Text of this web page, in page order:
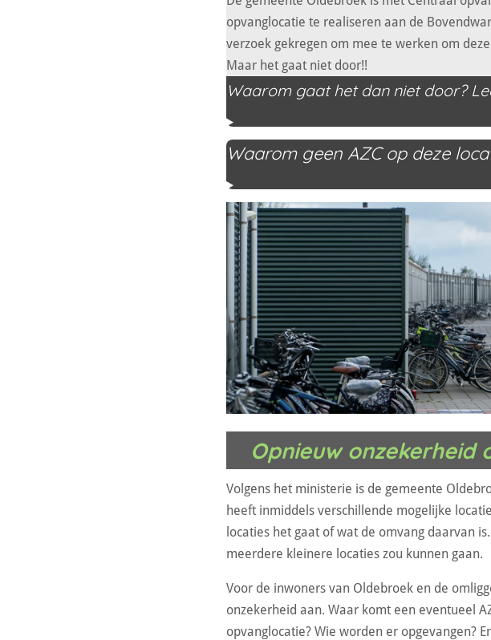
opvanglocatie te realiseren aan de
verzoek gekregen om mee te werken om
Maar het gaat niet door!!
Waarom gaat het dan niet door?
Waarom geen AZC op deze
Opnieuw onzekerheid
Volgens het ministerie is de gemeente
heeft inmiddels verschillende mogelijke
locaties het gaat of wat de omvang daarvan
meerdere kleinere locaties zou kunnen gaan.
Voor de inwoners van Oldebroek en de
onzekerheid aan. Waar komt een eventueel
opvanglocatie? Wie worden er opgevangen?